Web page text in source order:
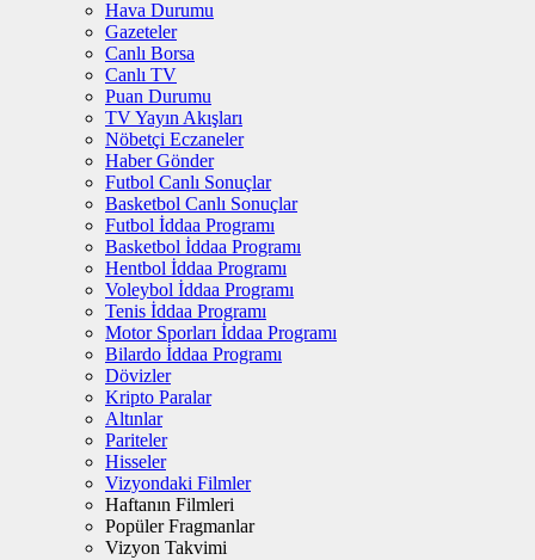
Hava Durumu
Gazeteler
Canlı Borsa
Canlı TV
Puan Durumu
TV Yayın Akışları
Nöbetçi Eczaneler
Haber Gönder
Futbol Canlı Sonuçlar
Basketbol Canlı Sonuçlar
Futbol İddaa Programı
Basketbol İddaa Programı
Hentbol İddaa Programı
Voleybol İddaa Programı
Tenis İddaa Programı
Motor Sporları İddaa Programı
Bilardo İddaa Programı
Dövizler
Kripto Paralar
Altınlar
Pariteler
Hisseler
Vizyondaki Filmler
Haftanın Filmleri
Popüler Fragmanlar
Vizyon Takvimi